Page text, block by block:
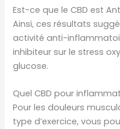
Est-ce que le CBD est
Ainsi, ces résultats
activité anti-
inhibiteur sur le stress
glucose.
Quel CBD pour
Pour les douleurs
type d’exercice, vous